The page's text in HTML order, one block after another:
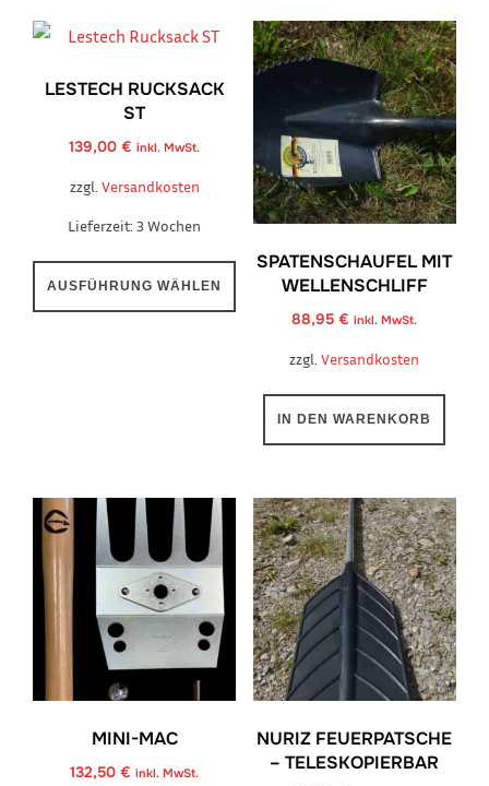
LESTECH RUCKSACK
ST
139,00€ inkl. MwSt.
zzgl. Versandkosten
Lieferzeit:3 Wochen
AUSFÜHRUNG WÄHLEN
Dieses
Produkt
mehrere
können
auf
der
Produktseite
gewählt
werden
SPATENSCHAUFEL MIT
WELLENSCHLIFF
88,95€ inkl. MwSt.
zzgl.Versandkosten
IN DEN WARENKORB
MINI-MAC
132,50€ inkl. MwSt.
NURIZ FEUERPATSCHE
– TELESKOPIERBAR